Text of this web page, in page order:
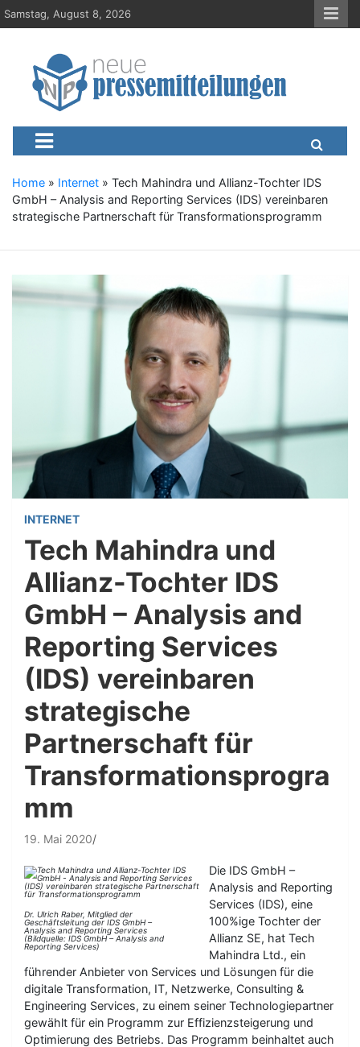
S
k
Samstag, August 8, 2026
Neue-
Presseportal, Nachrichten, News, Meldungen, Wirtschaft
Home » Internet » Tech Mahindra und Allianz-Tochter IDS
GmbH – Analysis and Reporting Services (IDS) vereinbaren
strategische Partnerschaft für Transformationsprogramm
INTERNET
Tech Mahindra und
Allianz-Tochter IDS
GmbH – Analysis and
Reporting Services
(IDS) vereinbaren
strategische
Partnerschaft für
Transformationsprogra
mm
19. Mai 2020
Dr. Ulrich Raber, Mitglied der
Geschäftsleitung der IDS GmbH –
Analysis and Reporting Services
(Bildquelle: IDS GmbH – Analysis and
Reporting Services)
Die IDS GmbH –
Analysis and Reporting
Services (IDS), eine
100%ige Tochter der
Allianz SE, hat Tech
Mahindra Ltd., ein
führender Anbieter von Services und Lösungen für die
digitale Transformation, IT, Netzwerke, Consulting &
Engineering Services, zu einem seiner Technologiepartner
gewählt für ein Programm zur Effizienzsteigerung und
Optimierung des Betriebs. Das Programm beinhaltet auch